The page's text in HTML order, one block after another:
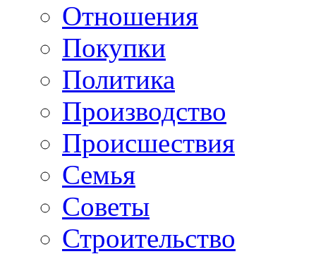
Отношения
Покупки
Политика
Производство
Происшествия
Семья
Советы
Строительство